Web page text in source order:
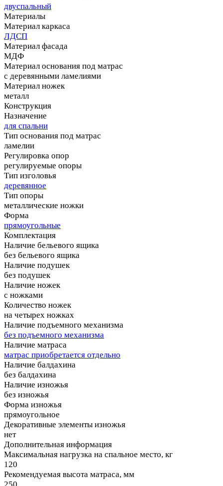
двуспальный
Материалы
Материал каркаса
ЛДСП
Материал фасада
МДФ
Материал основания под матрас
с деревянными ламелиями
Материал ножек
металл
Конструкция
Назначение
для спальни
Тип основания под матрас
ламелии
Регулировка опор
регулируемые опоры
Тип изголовья
деревянное
Тип опоры
металлические ножки
Форма
прямоугольные
Комплектация
Наличие бельевого ящика
без бельевого ящика
Наличие подушек
без подушек
Наличие ножек
с ножками
Количество ножек
на четырех ножках
Наличие подъемного механизма
без подъемного механизма
Наличие матраса
матрас приобретается отдельно
Наличие балдахина
без балдахина
Наличие изножья
без изножья
Форма изножья
прямоугольное
Декоративные элементы изножья
нет
Дополнительная информация
Максимальная нагрузка на спальное место, кг
120
Рекомендуемая высота матраса, мм
250